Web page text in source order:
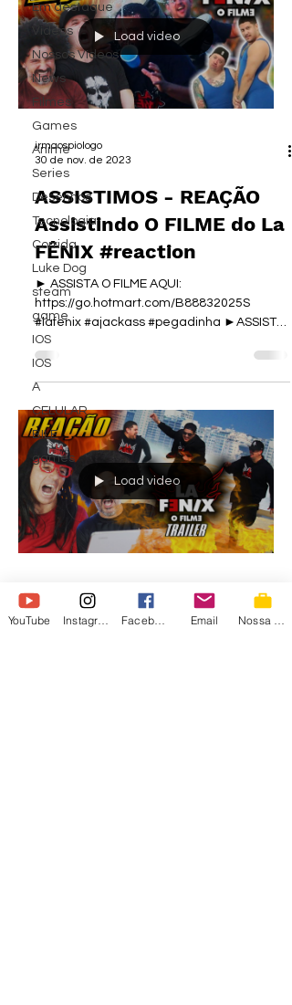
Em destaque
Vídeos
Nossos Vídeos
News
Filmes
Games
Anime
Series
Desenhos
Tecnologia
Corrida
Luke Dog
steam
game
IOS
IOS
A
CELULAR
BILE
games
Load video
irmaospiologo
30 de nov. de 2023
ASSISTIMOS - REAÇÃO
Assistindo O FILME do La
FÊNIX #reaction
► ASSISTA O FILME AQUI:
https://go.hotmart.com/B88832025S
#lafenix #ajackass #pegadinha ►ASSISTA
O FILME AQUI:...
Load video
irmaospiologo
26 de out. de 2023
YouTube Email